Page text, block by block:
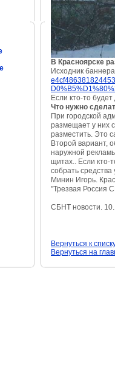
В Красноярске
Исходник
Если кто-то
Что нужно
При городской
размещает у них
разместить. Это
Второй вариант,
наружной
щитах.. Если кто-
собрать средства
Минин Игорь.
"Трезвая Россия
СБНТ новости.
Вернуться к
Вернуться на